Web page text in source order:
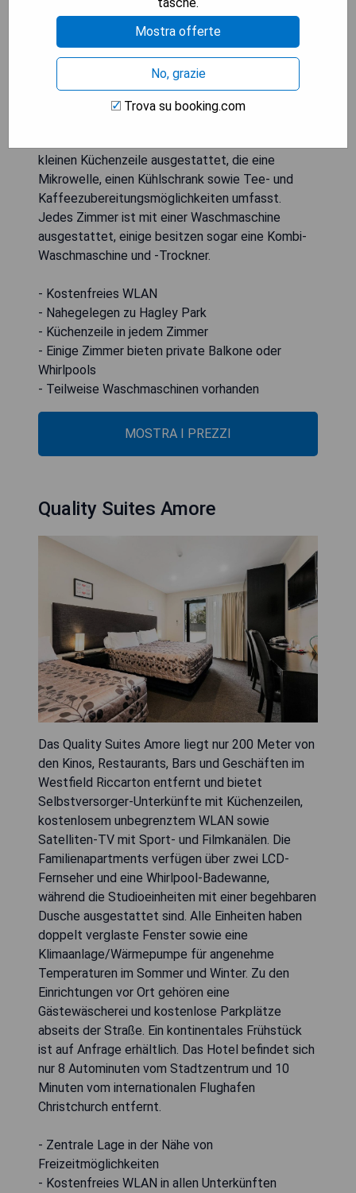
Das Delago Motel/Apartments befindet sich nur
4 Gehminuten vom Hagley Park entfernt und
bietet Unterkünfte mit kostenlosem WLAN sowie
einem LCD-TV. Einige Zimmer verfügen zudem
kleinen Küchenzeile ausgestattet, die eine
Mikrowelle, einen Kühlschrank sowie Tee- und
Kaffeezubereitungsmöglichkeiten umfasst.
Jedes Zimmer ist mit einer Waschmaschine
ausgestattet, einige besitzen sogar eine Kombi-
Waschmaschine und -Trockner.
- Kostenfreies WLAN
- Nahegelegen zu Hagley Park
- Küchenzeile in jedem Zimmer
- Einige Zimmer bieten private Balkone oder
Whirlpools
- Teilweise Waschmaschinen vorhanden
MOSTRA I PREZZI
Quality Suites Amore
Das Quality Suites Amore liegt nur 200 Meter von
den Kinos, Restaurants, Bars und Geschäften im
Westfield Riccarton entfernt und bietet
Selbstversorger-Unterkünfte mit Küchenzeilen,
kostenlosem unbegrenztem WLAN sowie
Satelliten-TV mit Sport- und Filmkanälen. Die
Familienapartments verfügen über zwei LCD-
Fernseher und eine Whirlpool-Badewanne,
während die Studioeinheiten mit einer begehbaren
Dusche ausgestattet sind. Alle Einheiten haben
doppelt verglaste Fenster sowie eine
Klimaanlage/Wärmepumpe für angenehme
Temperaturen im Sommer und Winter. Zu den
Einrichtungen vor Ort gehören eine
Gästewäscherei und kostenlose Parkplätze
abseits der Straße. Ein kontinentales Frühstück
ist auf Anfrage erhältlich. Das Hotel befindet sich
nur 8 Autominuten vom Stadtzentrum und 10
Minuten vom internationalen Flughafen
Christchurch entfernt.
- Zentrale Lage in der Nähe von
Freizeitmöglichkeiten
- Kostenfreies WLAN in allen Unterkünften
Mostra offerte
No, grazie
Trova su booking.com